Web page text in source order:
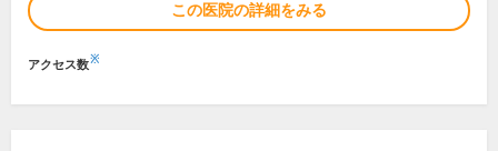
この医院の詳細をみる
アクセス数※